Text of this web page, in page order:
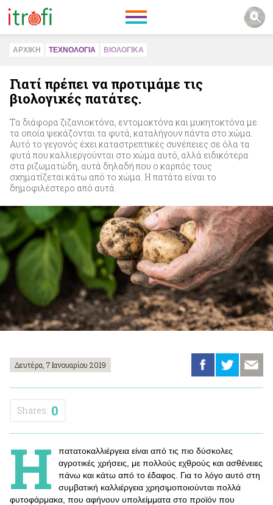
ΑΡΧΙΚΗ ΤΕΧΝΟΛΟΓΙΑ ΒΙΟΛΟΓΙΚA
Γιατί πρέπει να προτιμάμε τις
βιολογικές πατάτες.
Τα διάφορα ζιζανιοκτόνα, εντομοκτόνα και μυκητοκτόνα με
τα οποία ψεκάζονται τα φυτά, καταλήγουν πάντα στο χώμα.
Αυτό το γεγονός έχει καταστρεπτικές συνέπειες σε όλα τα
φυτά που καλλιεργούνται στο χώμα αυτό, αλλά ειδικότερα
στα ριζωματώδη, αυτά δηλαδή που ο καρπός τους
σχηματίζεται κάτω από το χώμα. Η πατάτα είναι το
δημοφιλέστερο από αυτά.
Δευτέρα, 7 Ιανουαρίου 2019
Shares: 0
Η
πατατοκαλλιέργεια είναι από τις πιο δύσκολες
αγροτικές χρήσεις, με πολλούς εχθρούς και ασθένειες
πάνω και κάτω από το έδαφος. Για το λόγο αυτό στη
συμβατική καλλιέργεια χρησιμοποιούνται πολλά
φυτοφάρμακα, που αφήνουν υπολείμματα στο προϊόν που